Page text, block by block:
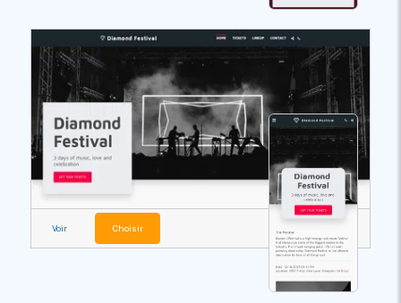
Voir Choisir